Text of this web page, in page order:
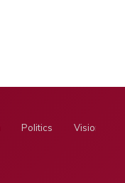
Politics Visionary